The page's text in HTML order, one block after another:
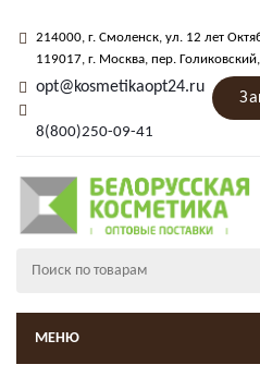
214000, г. Смоленск, ул. 12 лет
119017, г. Москва, пер.
opt@kosmetikaopt24.ru
8(800)250-09-41
МЕНЮ